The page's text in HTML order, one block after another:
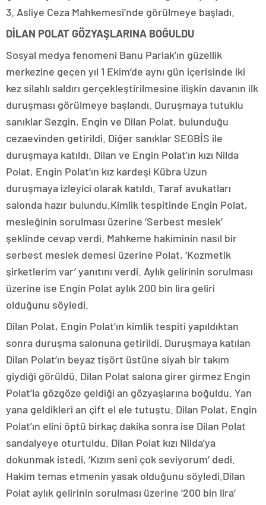
3. Asliye Ceza Mahkemesi’nde görülmeye başladı.
DİLAN POLAT GÖZYAŞLARINA BOĞULDU
Sosyal medya fenomeni Banu Parlak’ın güzellik
merkezine geçen yıl 1 Ekim’de aynı gün içerisinde iki
kez silahlı saldırı gerçekleştirilmesine ilişkin davanın ilk
duruşması görülmeye başlandı. Duruşmaya tutuklu
sanıklar Sezgin, Engin ve Dilan Polat, bulunduğu
cezaevinden getirildi. Diğer sanıklar SEGBİS ile
duruşmaya katıldı. Dilan ve Engin Polat’ın kızı Nilda
Polat, Engin Polat’ın kız kardeşi Kübra Uzun
duruşmaya izleyici olarak katıldı. Taraf avukatları
salonda hazır bulundu.Kimlik tespitinde Engin Polat,
mesleğinin sorulması üzerine ‘Serbest meslek’
şeklinde cevap verdi. Mahkeme hakiminin nasıl bir
serbest meslek demesi üzerine Polat, ‘Kozmetik
şirketlerim var’ yanıtını verdi. Aylık gelirinin sorulması
üzerine ise Engin Polat aylık 200 bin lira geliri
olduğunu söyledi.
Dilan Polat, Engin Polat’ın kimlik tespiti yapıldıktan
sonra duruşma salonuna getirildi. Duruşmaya katılan
Dilan Polat’ın beyaz tişört üstüne siyah bir takım
giydiği görüldü. Dilan Polat salona girer girmez Engin
Polat’la gözgöze geldiği an gözyaşlarına boğuldu. Yan
yana geldikleri an çift el ele tutuştu. Dilan Polat, Engin
Polat’ın elini öptü birkaç dakika sonra ise Dilan Polat
sandalyeye oturtuldu. Dilan Polat kızı Nilda’ya
dokunmak istedi, ‘Kızım seni çok seviyorum’ dedi.
Hakim temas etmenin yasak olduğunu söyledi.Dilan
Polat aylık gelirinin sorulması üzerine ‘200 bin lira’